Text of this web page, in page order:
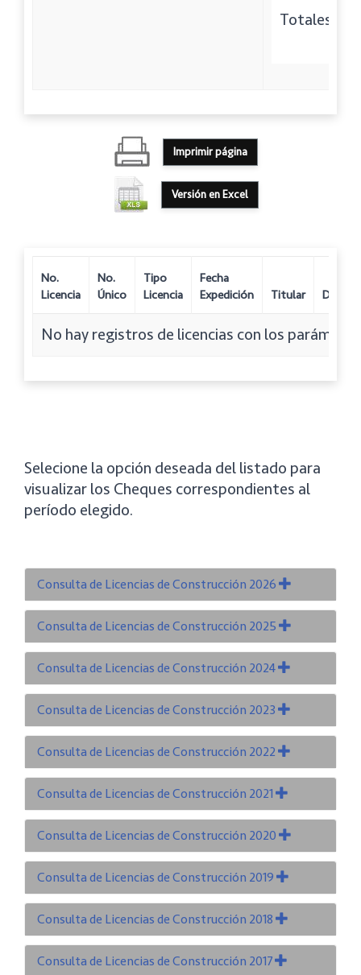
Totales:
Imprimir página
Versión en Excel
No.
Licencia
No.
Único
Tipo
Licencia
Fecha
Expedición
Titular
No hay registros de licencias con los
Selecione la opción deseada del listado para
visualizar los Cheques correspondientes al
período elegido.
Consulta de Licencias de Construcción 2026
Consulta de Licencias de Construcción 2025
Consulta de Licencias de Construcción 2024
Consulta de Licencias de Construcción 2023
Consulta de Licencias de Construcción 2022
Consulta de Licencias de Construcción 2021
Consulta de Licencias de Construcción 2020
Consulta de Licencias de Construcción 2019
Consulta de Licencias de Construcción 2018
Consulta de Licencias de Construcción 2017